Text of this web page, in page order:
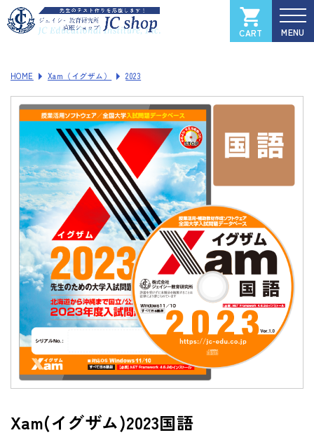
CART
全国大学入試過去問データベース
Xam（イグザム）
Xam 2025
Xam 2024
Xam 2023
Xam 2022
Xam 2021
ソフトウェアご登録フォーム
製品サポートページ
よくあるご質問（FAQ）
共通テスト/センター試験過去問データベース
センターTen 2026
通常版
HOME Xam（イグザム） 2023
Xam(イグザム)2023国語